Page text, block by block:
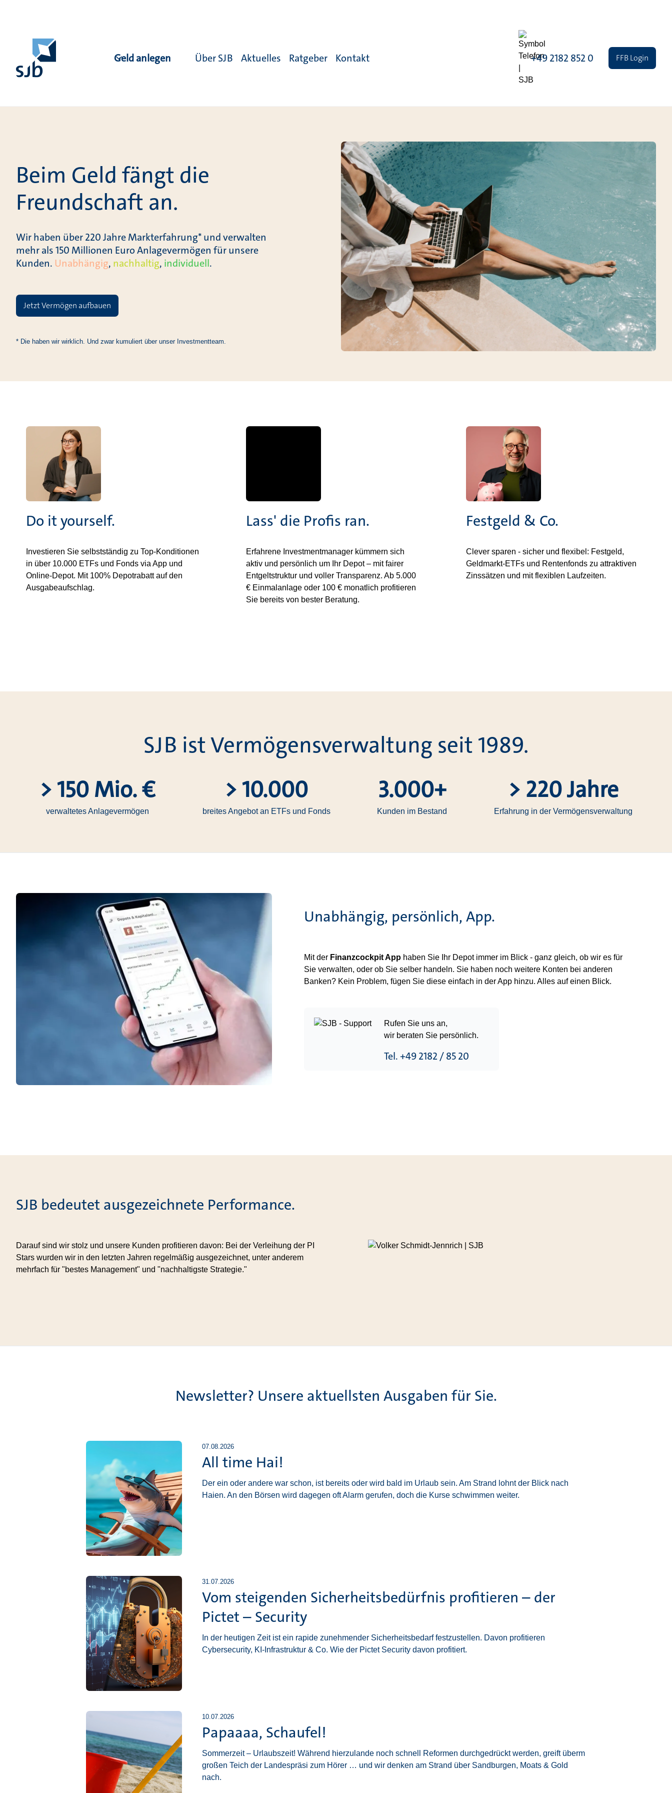
Geld anlegen Über SJB Aktuelles Ratgeber Kontakt +49 2182 852 0 FFB Login
Beim Geld fängt die
Freundschaft an.
Wir haben über 220 Jahre Markterfahrung* und verwalten
mehr als 150 Millionen Euro Anlagevermögen für unsere
Kunden. Unabhängig, nachhaltig, individuell.
Jetzt Vermögen aufbauen
* Die haben wir wirklich. Und zwar kumuliert über unser Investmentteam.
Do it yourself.
Investieren Sie selbstständig zu Top-Konditionen
in über 10.000 ETFs und Fonds via App und
Online-Depot. Mit 100% Depotrabatt auf den
Ausgabeaufschlag.
Lass' die Profis ran.
Erfahrene Investmentmanager kümmern sich
aktiv und persönlich um Ihr Depot – mit fairer
Entgeltstruktur und voller Transparenz. Ab 5.000
€ Einmalanlage oder 100 € monatlich profitieren
Sie bereits von bester Beratung.
Festgeld & Co.
Clever sparen - sicher und flexibel: Festgeld,
Geldmarkt-ETFs und Rentenfonds zu attraktiven
Zinssätzen und mit flexiblen Laufzeiten.
SJB ist Vermögensverwaltung seit 1989.
> 150Mio. €
verwaltetes Anlagevermögen
> 10.000
breites Angebot an ETFs und Fonds
3.000+
Kunden im Bestand
> 220Jahre
Erfahrung in der Vermögensverwaltung
Unabhängig, persönlich, App.
Mit der Finanzcockpit App haben Sie Ihr Depot immer im Blick - ganz gleich, ob wir es für
Sie verwalten, oder ob Sie selber handeln. Sie haben noch weitere Konten bei anderen
Banken? Kein Problem, fügen Sie diese einfach in der App hinzu. Alles auf einen Blick.
Rufen Sie uns an,
wir beraten Sie persönlich.
Tel. +49 2182 / 85 20
SJB bedeutet ausgezeichnete Performance.
Darauf sind wir stolz und unsere Kunden profitieren davon: Bei der Verleihung der PI
Stars wurden wir in den letzten Jahren regelmäßig ausgezeichnet, unter anderem
mehrfach für "bestes Management" und "nachhaltigste Strategie."
Newsletter? Unsere aktuellsten Ausgaben für Sie.
07.08.2026
All time Hai!
Der ein oder andere war schon, ist bereits oder wird bald im Urlaub sein. Am Strand lohnt der Blick nach
Haien. An den Börsen wird dagegen oft Alarm gerufen, doch die Kurse schwimmen weiter.
31.07.2026
Vom steigenden Sicherheitsbedürfnis profitieren – der
Pictet – Security
In der heutigen Zeit ist ein rapide zunehmender Sicherheitsbedarf festzustellen. Davon profitieren
Cybersecurity, KI-Infrastruktur & Co. Wie der Pictet Security davon profitiert.
10.07.2026
Papaaaa, Schaufel!
Sommerzeit – Urlaubszeit! Während hierzulande noch schnell Reformen durchgedrückt werden, greift überm
großen Teich der Landespräsi zum Hörer … und wir denken am Strand über Sandburgen, Moats & Gold
nach.